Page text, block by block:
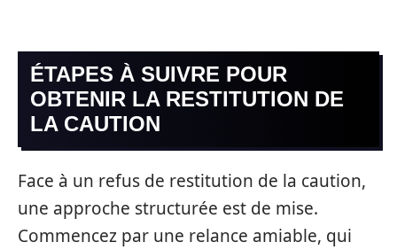
ÉTAPES À SUIVRE POUR
OBTENIR LA RESTITUTION DE
LA CAUTION
Face à un refus de restitution de la caution,
une approche structurée est de mise.
Commencez par une relance amiable, qui